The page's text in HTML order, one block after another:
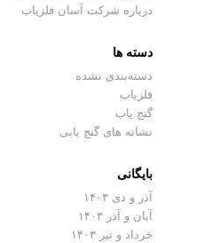
درباره شرکت آسان فلزیاب
دسته ها
دسته‌بندی نشده
فلزیاب
گنج یاب
نشانه های گنج یابی
بایگانی
آذر و دی ۱۴۰۳
آبان و آذر ۱۴۰۳
خرداد و تیر ۱۴۰۳